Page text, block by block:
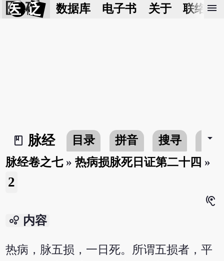
医 砭 数据库 电子书 关于 联络我
menu
book_2
脉经 目录 拼音 搜寻 书介
arrow_drop_down
脉经卷之七»热病损脉死日证第二十四 »
2
hearing
bubble_chart 内容
热病，脉五损，一日死。所谓五损者，平